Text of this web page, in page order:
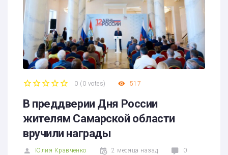
0 ( 0 votes) 517
В преддверии Дня России
жителям Самарской области
вручили награды
Юлия Кравченко 2 месяца назад 0